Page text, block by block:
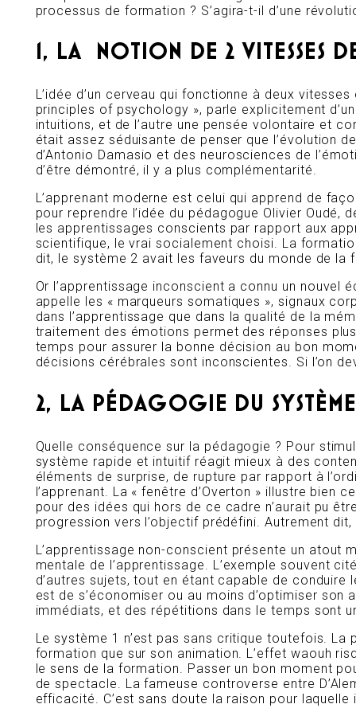
processus de formation ? S’agira-t-il d’une
1, LA NOTION DE 2 VITESSES
L’idée d’un cerveau qui fonctionne à deux
principles of psychology », parle explicitement
intuitions, et de l’autre une pensée volontaire et
était assez séduisante de penser que l’évolution
d’Antonio Damasio et des neurosciences de
d’être démontré, il y a plus complémentarité.
L’apprenant moderne est celui qui apprend de
pour reprendre l’idée du pédagogue Olivier
les apprentissages conscients par rapport aux
scientifique, le vrai socialement choisi. La
dit, le système 2 avait les faveurs du monde de
Or l’apprentissage inconscient a connu un
appelle les « marqueurs somatiques », signaux
dans l’apprentissage que dans la qualité de la
traitement des émotions permet des réponses
temps pour assurer la bonne décision au bon
décisions cérébrales sont inconscientes. Si l’on
2, LA PÉDAGOGIE DU
Quelle conséquence sur la pédagogie ? Pour
système rapide et intuitif réagit mieux à des
éléments de surprise, de rupture par rapport à
l’apprenant. La « fenêtre d’Overton » illustre
pour des idées qui hors de ce cadre n’aurait pu
progression vers l’objectif prédéfini. Autrement
L’apprentissage non-conscient présente un atout
mentale de l’apprentissage. L’exemple souvent
d’autres sujets, tout en étant capable de
est de s’économiser ou au moins d’optimiser
immédiats, et des répétitions dans le temps sont
Le système 1 n’est pas sans critique toutefois.
formation que sur son animation. L’effet waouh
le sens de la formation. Passer un bon moment
de spectacle. La fameuse controverse entre
efficacité. C’est sans doute la raison pour